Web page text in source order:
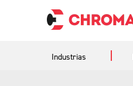
Industrias